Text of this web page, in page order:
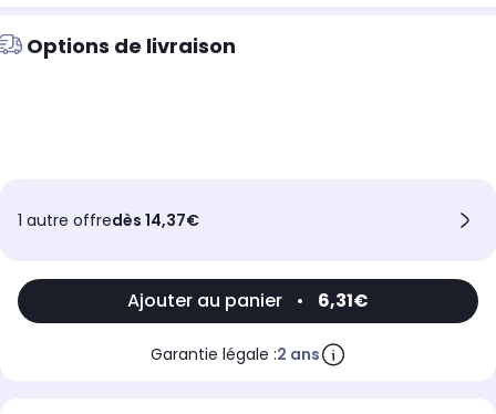
Options de livraison
1 autre offredès 14,37€
Ajouter au panier • 6,31€
Garantie légale :2 ans